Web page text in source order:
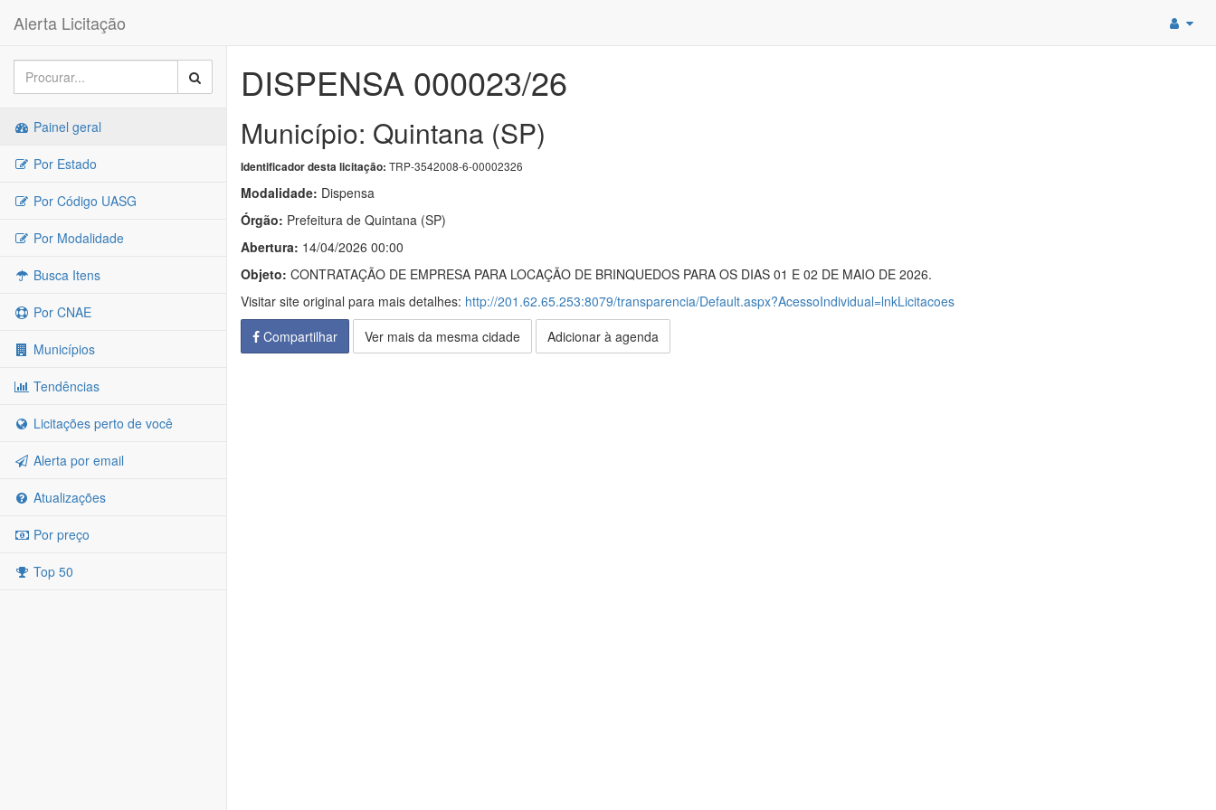
Alerta Licitação
Painel geral
Por Estado
Por Código UASG
Por Modalidade
Busca Itens
Por CNAE
Municípios
Tendências
Licitações perto de você
Alerta por email
Atualizações
Por preço
Top 50
DISPENSA 000023/26
Município: Quintana (SP)
Identificador desta licitação: TRP-3542008-6-00002326
Modalidade: Dispensa
Órgão: Prefeitura de Quintana (SP)
Abertura: 14/04/2026 00:00
Objeto: CONTRATAÇÃO DE EMPRESA PARA LOCAÇÃO DE BRINQUEDOS PARA OS DIAS 01 E 02 DE MAIO DE 2026.
Visitar site original para mais detalhes: http://201.62.65.253:8079/transparencia/Default.aspx?AcessoIndividual=lnkLicitacoes
Compartilhar
Ver mais da mesma cidade Adicionar à agenda